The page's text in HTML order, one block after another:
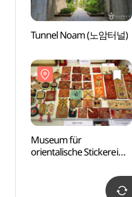
Tunnel Noam (노암터널)
Museum für
orientalische Stickerei